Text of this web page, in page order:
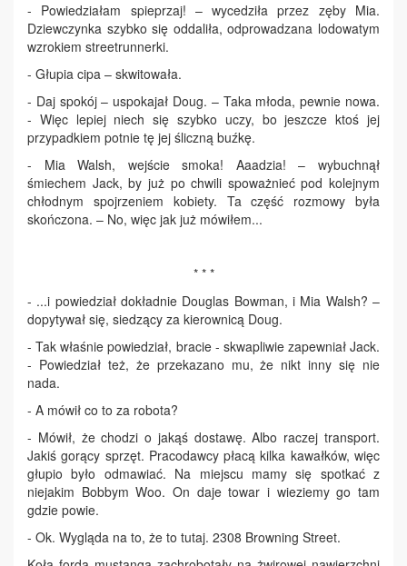
- Powiedziałam spieprzaj! – wycedziła przez zęby Mia.
Dziewczynka szybko się oddaliła, odprowadzana lodowatym
wzrokiem streetrunnerki.
- Głupia cipa – skwitowała.
- Daj spokój – uspokajał Doug. – Taka młoda, pewnie nowa.
- Więc lepiej niech się szybko uczy, bo jeszcze ktoś jej
przypadkiem potnie tę jej śliczną buźkę.
- Mia Walsh, wejście smoka! Aaadzia! – wybuchnął
śmiechem Jack, by już po chwili spoważnieć pod kolejnym
chłodnym spojrzeniem kobiety. Ta część rozmowy była
skończona. – No, więc jak już mówiłem...
* * *
- ...i powiedział dokładnie Douglas Bowman, i Mia Walsh? –
dopytywał się, siedzący za kierownicą Doug.
- Tak właśnie powiedział, bracie - skwapliwie zapewniał Jack.
- Powiedział też, że przekazano mu, że nikt inny się nie
nada.
- A mówił co to za robota?
- Mówił, że chodzi o jakąś dostawę. Albo raczej transport.
Jakiś gorący sprzęt. Pracodawcy płacą kilka kawałków, więc
głupio było odmawiać. Na miejscu mamy się spotkać z
niejakim Bobbym Woo. On daje towar i wieziemy go tam
gdzie powie.
- Ok. Wygląda na to, że to tutaj. 2308 Browning Street.